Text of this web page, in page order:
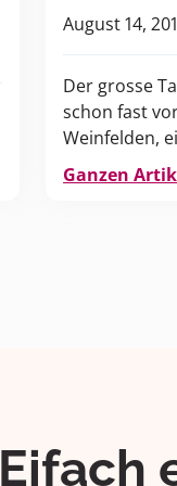
August 14,
Der grosse
schon fast
Weinfelden,
gerne
Ganzen
Eifach